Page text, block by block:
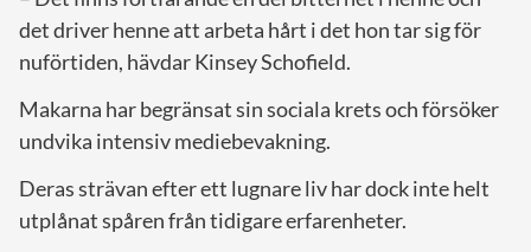
det driver henne att arbeta hårt i det hon tar sig för
nuförtiden, hävdar Kinsey Schofield.
Makarna har begränsat sin sociala krets och försöker
undvika intensiv mediebevakning.
Deras strävan efter ett lugnare liv har dock inte helt
utplånat spåren från tidigare erfarenheter.